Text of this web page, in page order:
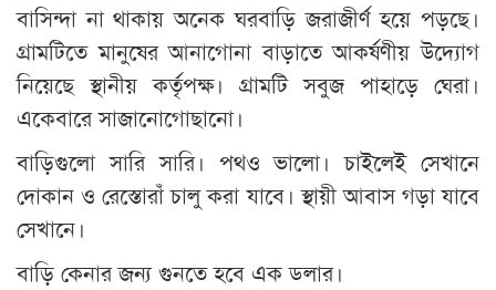
বাসিন্দা না থাকায় অনেক ঘরবাড়ি জরাজীর্ণ হয়ে পড়ছে।
গ্রামটিতে মানুষের আনাগোনা বাড়াতে আকর্ষণীয় উদ্যোগ
নিয়েছে স্থানীয় কর্তৃপক্ষ। গ্রামটি সবুজ পাহাড়ে ঘেরা।
একেবারে সাজানোগোছানো।
বাড়িগুলো সারি সারি। পথও ভালো। চাইলেই সেখানে
দোকান ও রেস্তোরাঁ চালু করা যাবে। স্থায়ী আবাস গড়া যাবে
সেখানে।
বাড়ি কেনার জন্য গুনতে হবে এক ডলার।